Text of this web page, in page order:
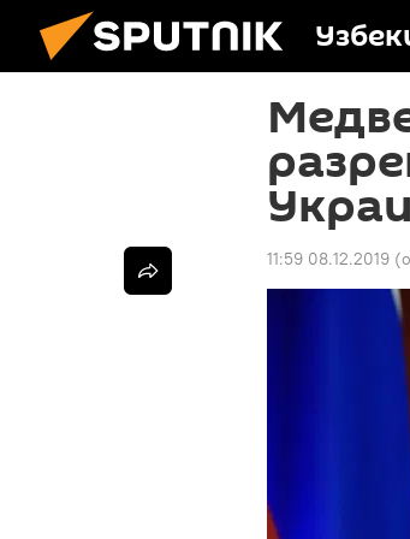
11:59 08.12.2019